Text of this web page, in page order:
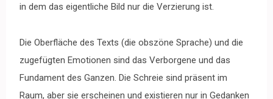
in dem das eigentliche Bild nur die Verzierung ist.
Die Oberfläche des Texts (die obszöne Sprache) und die
zugefügten Emotionen sind das Verborgene und das
Fundament des Ganzen. Die Schreie sind präsent im
Raum, aber sie erscheinen und existieren nur in Gedanken